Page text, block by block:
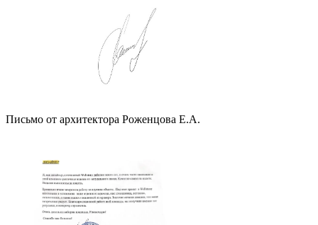
Письмо от архитектора Роженцова Е.А.